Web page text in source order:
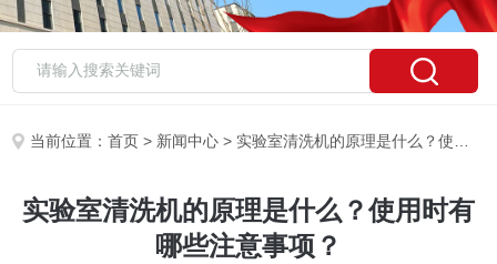
当前位置：首页 > 新闻中心 > 实验室清洗机的原理是什么？使用时有哪些注意事项？
实验室清洗机的原理是什么？使用时有
哪些注意事项？